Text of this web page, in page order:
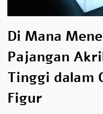
Di Mana
Pajangan
Tinggi dalam
Figur